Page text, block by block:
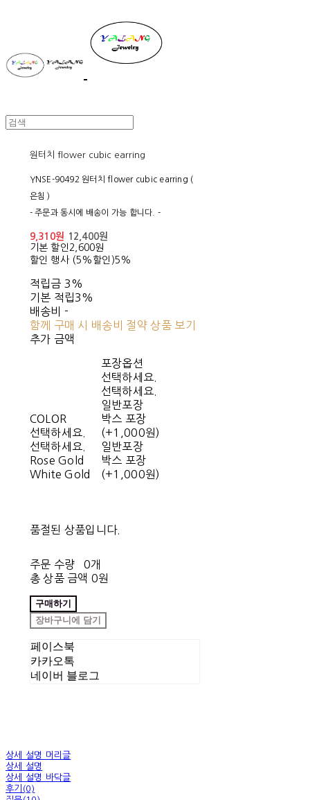
원터치 flower cubic earring
YNSE-90492 원터치 flower cubic earring (
은침 )
- 주문과 동시에 배송이 가능 합니다. -
9,310원
12,400원
기본 할인 2,600원
할인 행사 (5%할인)5%
적립금 3%
기본 적립3%
배송비 -
함께 구매 시 배송비 절약 상품 보기
추가 금액
COLOR
선택하세요.
선택하세요.
Rose Gold
White Gold
포장옵션
선택하세요.
선택하세요.
일반포장
박스 포장
(+1,000원)
일반포장
박스 포장
(+1,000원)
품절된 상품입니다.
주문 수량
0개
총 상품 금액 0원
구매하기
장바구니에 담기
페이스북
카카오톡
네이버 블로그
상세 설명 머리글
상세 설명
상세 설명 바닥글
후기(0)